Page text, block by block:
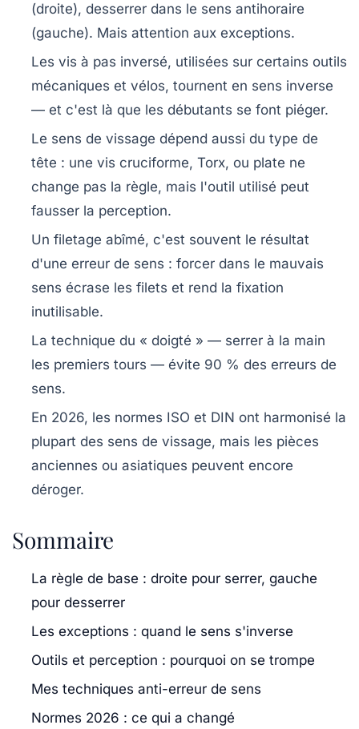
(droite), desserrer dans le sens antihoraire
(gauche). Mais attention aux exceptions.
Les vis à pas inversé, utilisées sur certains outils
mécaniques et vélos, tournent en sens inverse
— et c'est là que les débutants se font piéger.
Le sens de vissage dépend aussi du type de
tête : une vis cruciforme, Torx, ou plate ne
change pas la règle, mais l'outil utilisé peut
fausser la perception.
Un filetage abîmé, c'est souvent le résultat
d'une erreur de sens : forcer dans le mauvais
sens écrase les filets et rend la fixation
inutilisable.
La technique du « doigté » — serrer à la main
les premiers tours — évite 90 % des erreurs de
sens.
En 2026, les normes ISO et DIN ont harmonisé la
plupart des sens de vissage, mais les pièces
anciennes ou asiatiques peuvent encore
déroger.
Sommaire
La règle de base : droite pour serrer, gauche
pour desserrer
Les exceptions : quand le sens s'inverse
Outils et perception : pourquoi on se trompe
Mes techniques anti-erreur de sens
Normes 2026 : ce qui a changé